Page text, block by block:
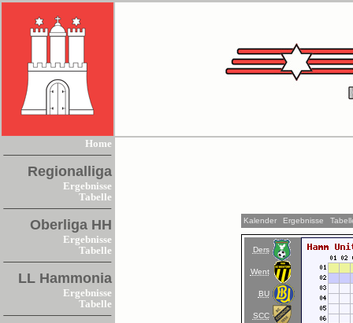
Home
Regionalliga
Ergebnisse
Tabelle
Oberliga HH
Ergebnisse
Tabelle
LL Hammonia
Ergebnisse
Tabelle
Kalender Ergebnisse
Ders
Went
BU
SCC